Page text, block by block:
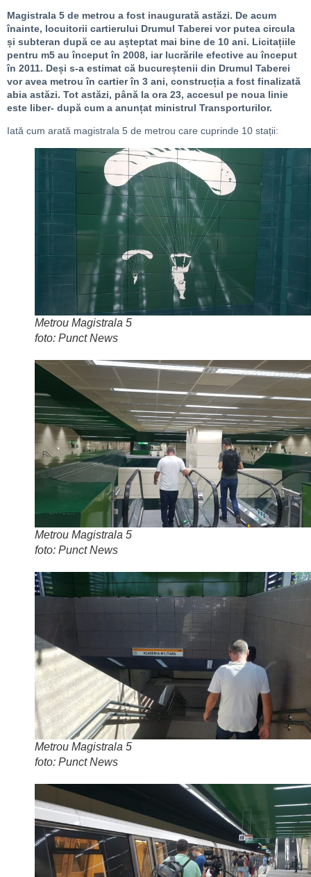
Magistrala 5 de metrou a fost inaugurată astăzi. De acum
înainte, locuitorii cartierului Drumul Taberei vor putea circula
și subteran după ce au așteptat mai bine de 10 ani. Licitațiile
pentru m5 au început în 2008, iar lucrările efective au început
în 2011. Deși s-a estimat că bucureștenii din Drumul Taberei
vor avea metrou în cartier în 3 ani, construcția a fost finalizată
abia astăzi. Tot astăzi, până la ora 23, accesul pe noua linie
este liber- după cum a anunțat ministrul Transporturilor.
Iată cum arată magistrala 5 de metrou care cuprinde 10 stații:
Metrou Magistrala 5
foto: Punct News
Metrou Magistrala 5
foto: Punct News
Metrou Magistrala 5
foto: Punct News